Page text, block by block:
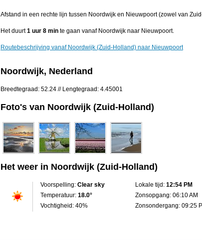
Afstand in een rechte lijn tussen Noordwijk en Nieuwpoort (zowel van
Het duurt1 uur 8 min te gaan vanaf Noordwijk naar Nieuwpoort.
Routebeschrijving vanaf Noordwijk (Zuid-Holland) naar Nieuwpoort
Noordwijk, Nederland
Breedtegraad: 52.24 // Lengtegraad: 4.45001
Foto's van Noordwijk (Zuid-Holland)
Het weer in Noordwijk (Zuid-Holland)
Voorspelling: Clear sky
Temperatuur: 18.0°
Vochtigheid: 40%
Lokale tijd: 12:54 PM
Zonsopgang: 06:10 AM
Zonsondergang: 09:25